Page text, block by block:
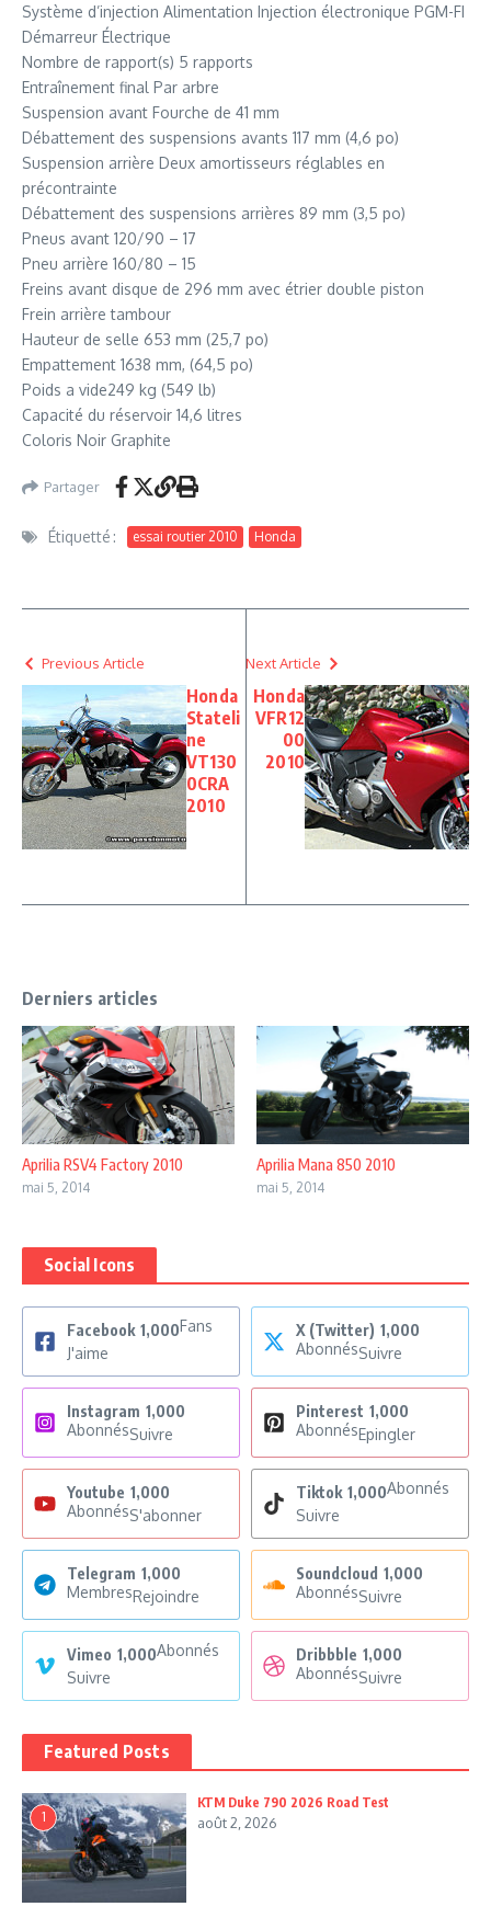
Système d’injection Alimentation Injection électronique PGM-FI
Démarreur Électrique
Nombre de rapport(s) 5 rapports
Entraînement final Par arbre
Suspension avant Fourche de 41 mm
Débattement des suspensions avants 117 mm (4,6 po)
Suspension arrière Deux amortisseurs réglables en
précontrainte
Débattement des suspensions arrières 89 mm (3,5 po)
Pneus avant 120/90 – 17
Pneu arrière 160/80 – 15
Freins avant disque de 296 mm avec étrier double piston
Frein arrière tambour
Hauteur de selle 653 mm (25,7 po)
Empattement 1638 mm, (64,5 po)
Poids a vide249 kg (549 lb)
Capacité du réservoir 14,6 litres
Coloris Noir Graphite
Partager
Étiquetté : essai routier 2010 Honda
Previous Article
Honda
Stateli
ne
VT130
0CRA
2010
Next Article
Honda
VFR12
00
2010
Derniers articles
Aprilia RSV4 Factory 2010
mai 5, 2014
Aprilia Mana 850 2010
mai 5, 2014
Social Icons
Facebook 1,000Fans
J'aime
X (Twitter) 1,000
AbonnésSuivre
Instagram 1,000
AbonnésSuivre
Pinterest 1,000
AbonnésEpingler
Youtube 1,000
AbonnésS'abonner
Tiktok 1,000Abonnés
Suivre
Telegram 1,000
MembresRejoindre
Soundcloud 1,000
AbonnésSuivre
Vimeo 1,000Abonnés
Suivre
Dribbble 1,000
AbonnésSuivre
Featured Posts
1
KTM Duke 790 2026 Road Test
août 2, 2026